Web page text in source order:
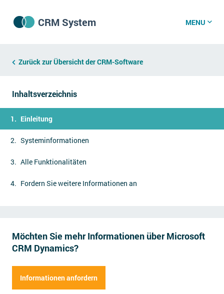
CRM System
CRM Software
CRM Wissenszentrum
CRM News
Was ist CRM?
Offene Stellen bei CRM-Lieferanten
Impressum
Kontakt
MENU
Zurück zur Übersicht der CRM-Software
Inhaltsverzeichnis
Einleitung
Systeminformationen
Alle Funktionalitäten
Fordern Sie weitere Informationen an
Möchten Sie mehr Informationen über Microsoft
CRM Dynamics?
Informationen anfordern